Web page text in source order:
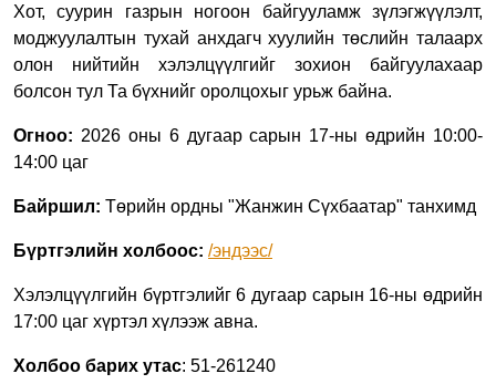
Хот, суурин газрын ногоон байгууламж зүлэгжүүлэлт,
моджуулалтын тухай анхдагч хуулийн төслийн талаарх
олон нийтийн хэлэлцүүлгийг зохион байгуулахаар
болсон тул Та бүхнийг оролцохыг урьж байна.
Огноо: 2026 оны 6 дугаар сарын 17-ны өдрийн 10:00-
14:00 цаг
Байршил: Төрийн ордны "Жанжин Сүхбаатар" танхимд
Бүртгэлийн холбооc: /эндээс/
Хэлэлцүүлгийн бүртгэлийг 6 дугаар сарын 16-ны өдрийн
17:00 цаг хүртэл хүлээж авна.
Холбоо барих утас: 51-261240